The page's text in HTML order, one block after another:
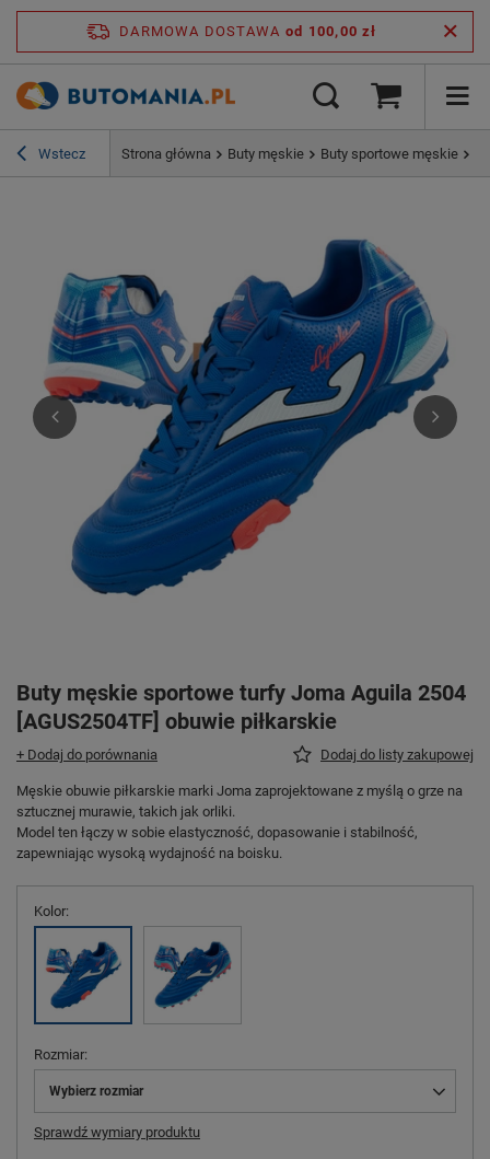
DARMOWA DOSTAWA od 100,00 zł
Wstecz Strona główna Buty męskie Buty sportowe męskie
Buty męskie sportowe turfy Joma Aguila 2504
[AGUS2504TF] obuwie piłkarskie
+ Dodaj do porównania Dodaj do listy zakupowej
Męskie obuwie piłkarskie marki Joma zaprojektowane z myślą o grze na
sztucznej murawie, takich jak orliki.
Model ten łączy w sobie elastyczność, dopasowanie i stabilność,
zapewniając wysoką wydajność na boisku.
Kolor
Rozmiar
Wybierz rozmiar
Sprawdź wymiary produktu